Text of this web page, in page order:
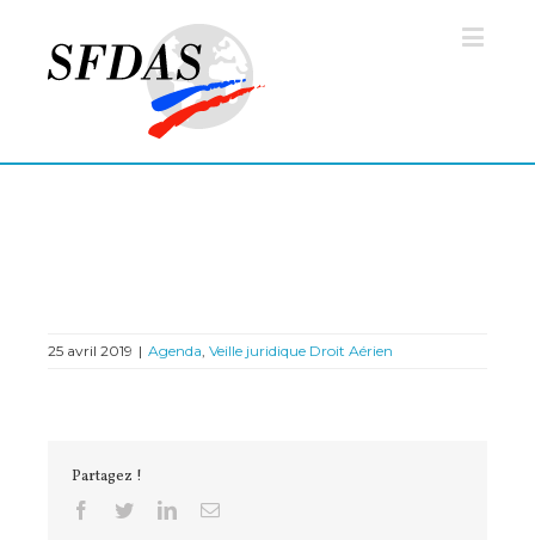
25 avril 2019 | Agenda, Veille juridique Droit Aérien
Partagez !
Facebook
TwitterLinkedinEmail